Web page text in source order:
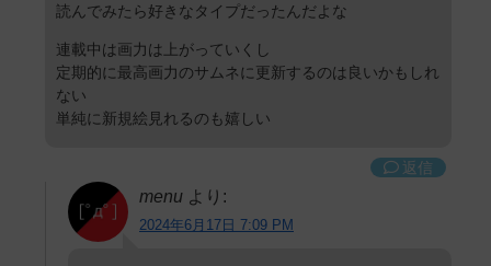
読んでみたら好きなタイプだったんだよな
連載中は画力は上がっていくし
定期的に最高画力のサムネに更新するのは良いかもしれ
ない
単純に新規絵見れるのも嬉しい
返信
menu より:
2024年6月17日 7:09 PM